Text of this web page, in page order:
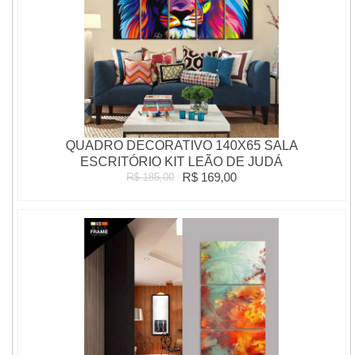
QUADRO DECORATIVO 140X65 SALA
ESCRITÓRIO KIT LEÃO DE JUDÁ
R$ 185,00 R$ 169,00